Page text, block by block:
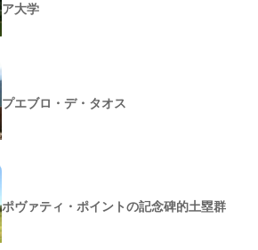
ア大学
プエブロ・デ・タオス
ポヴァティ・ポイントの記念碑的土塁群